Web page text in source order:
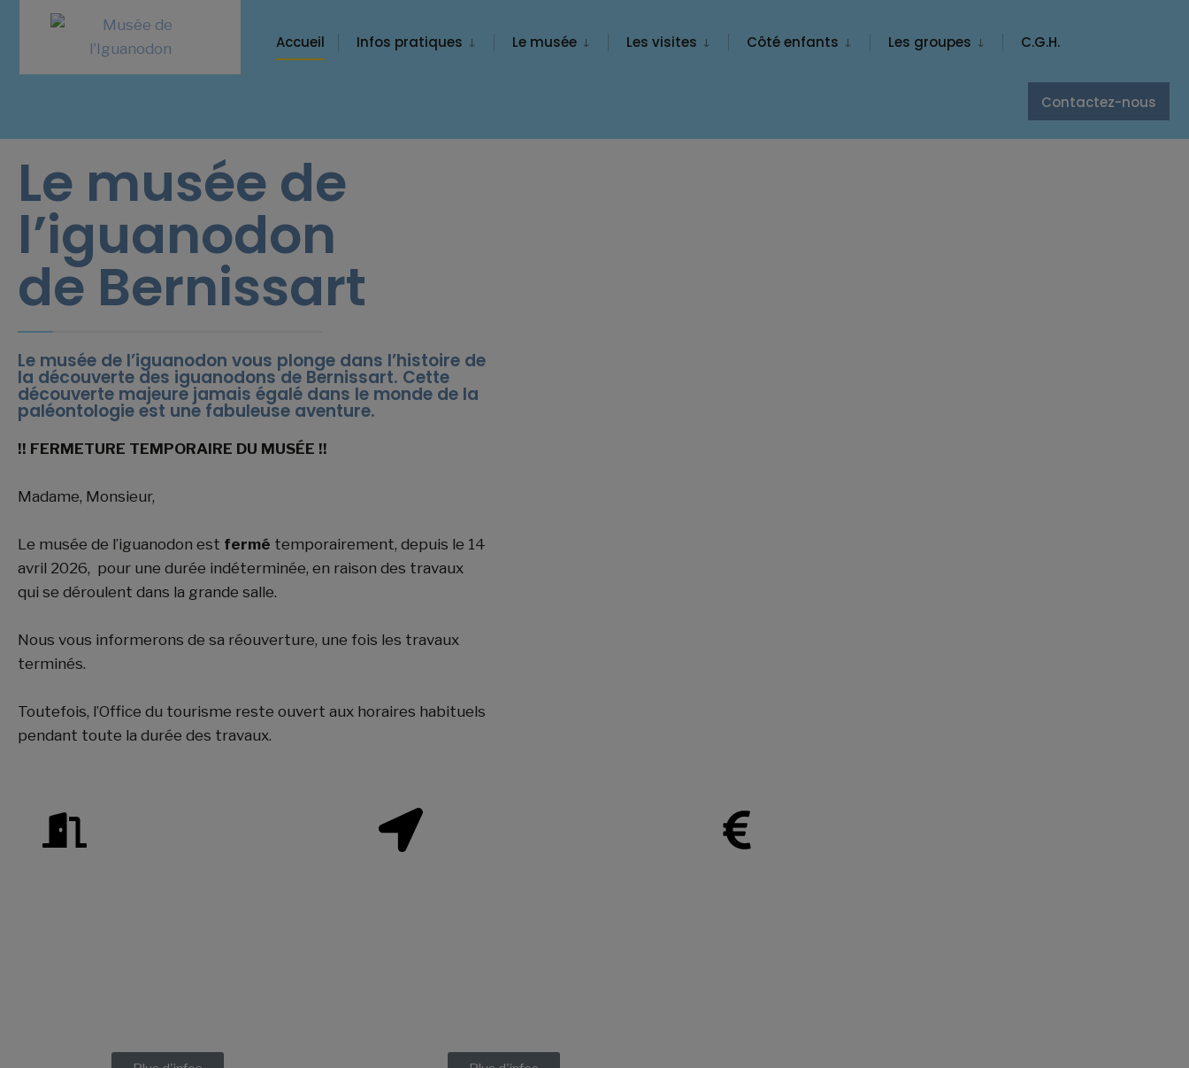
Accueil Infos pratiques Le musée Les visites Côté enfants Les groupes C.G.H.
Contactez-nous
Le musée de
l’iguanodon
de Bernissart
Le musée de l’iguanodon vous plonge dans l’histoire de
la découverte des iguanodons de Bernissart. Cette
découverte majeure jamais égalé dans le monde de la
paléontologie est une fabuleuse aventure.
!! FERMETURE TEMPORAIRE DU MUSÉE !!
Madame, Monsieur,
Le musée de l’iguanodon est fermé temporairement, depuis le 14
avril 2026, pour une durée indéterminée, en raison des travaux
qui se déroulent dans la grande salle.
Nous vous informerons de sa réouverture, une fois les travaux
terminés.
Toutefois, l’Office du tourisme reste ouvert aux horaires habituels
pendant toute la durée des travaux.